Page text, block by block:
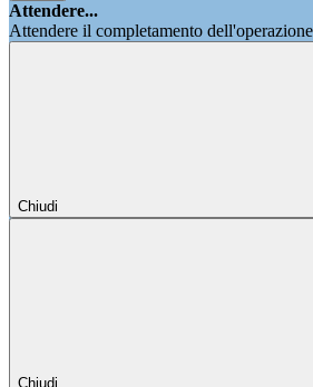
Attendere...
Attendere il completamento
Chiudi
Chiudi